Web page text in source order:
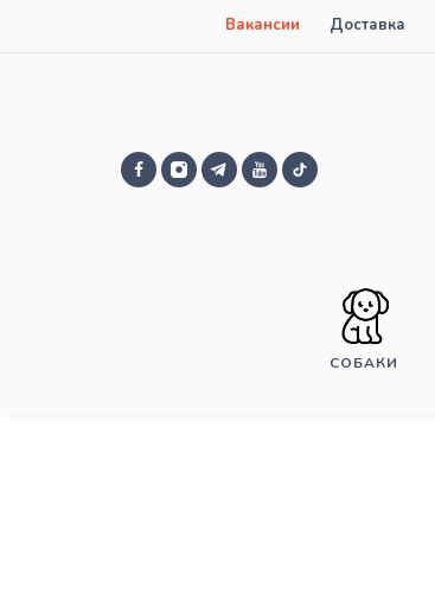
Вакансии Доставка
СОБАКИ